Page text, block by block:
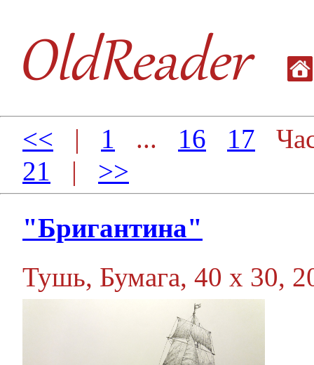
<< | 1 ... 16 17
21 | >>
"Бригантина"
Тушь, Бумага, 40 х 30,